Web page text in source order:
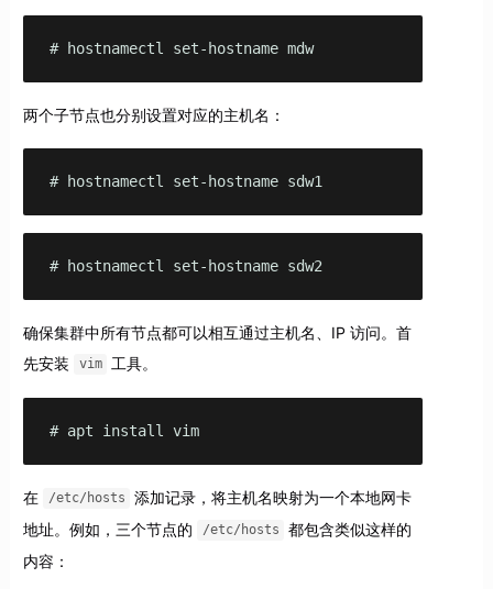
# hostnamectl set-hostname mdw
两个子节点也分别设置对应的主机名：
# hostnamectl set-hostname sdw1
# hostnamectl set-hostname sdw2
确保集群中所有节点都可以相互通过主机名、IP 访问。首
先安装
vim 工具。
# apt install vim
在 /etc/hosts
添加记录，将主机名映射为一个本地网卡
地址。例如，三个节点的
/etc/hosts
都包含类似这样的
内容：